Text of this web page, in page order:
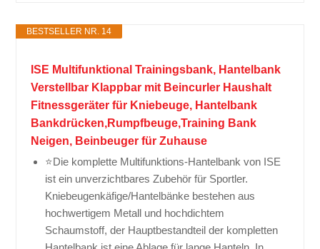
BESTSELLER NR. 14
ISE Multifunktional Trainingsbank, Hantelbank
Verstellbar Klappbar mit Beincurler Haushalt
Fitnessgeräter für Kniebeuge, Hantelbank
Bankdrücken,Rumpfbeuge,Training Bank
Neigen, Beinbeuger für Zuhause
⭐Die komplette Multifunktions-Hantelbank von ISE
ist ein unverzichtbares Zubehör für Sportler.
Kniebeugenkäfige/Hantelbänke bestehen aus
hochwertigem Metall und hochdichtem
Schaumstoff, der Hauptbestandteil der kompletten